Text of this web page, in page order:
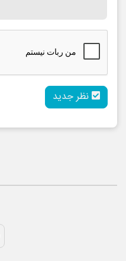
نظر جدید